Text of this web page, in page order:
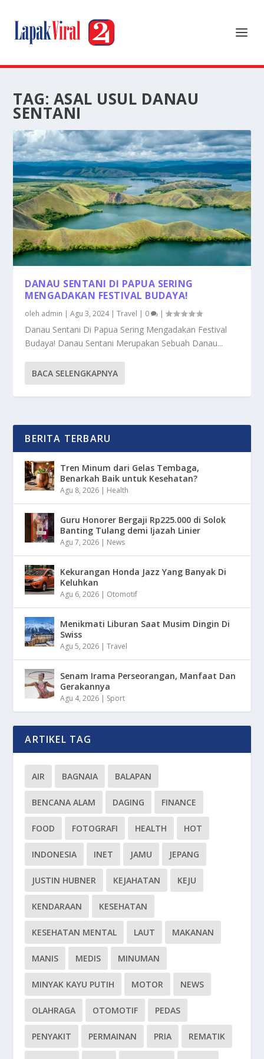
TAG: ASAL USUL DANAU
SENTANI
DANAU SENTANI DI PAPUA SERING
MENGADAKAN FESTIVAL BUDAYA!
oleh admin |Agu 3, 2024|Travel | 0 |
Danau Sentani Di Papua Sering Mengadakan Festival
Budaya! Danau Sentani Merupakan Sebuah Danau...
BACA SELENGKAPNYA
BERITA TERBARU
Tren Minum dari Gelas Tembaga,
Benarkah Baik untuk Kesehatan?
Agu 8, 2026 | Health
Guru Honorer Bergaji Rp225.000 di Solok
Banting Tulang demi Ijazah Linier
Agu 7, 2026 | News
Kekurangan Honda Jazz Yang Banyak Di
Keluhkan
Agu 6, 2026 | Otomotif
Menikmati Liburan Saat Musim Dingin Di
Swiss
Agu 5, 2026 |Travel
Senam Irama Perseorangan, Manfaat Dan
Gerakannya
Agu 4, 2026 | Sport
ARTIKEL TAG
AIR BAGNAIA BALAPAN
BENCANA ALAM DAGING FINANCE
FOOD FOTOGRAFI HEALTH HOT
INDONESIA INET JAMU JEPANG
JUSTIN HUBNER KEJAHATAN KEJU
KENDARAAN KESEHATAN
KESEHATAN MENTAL LAUT MAKANAN
MANIS MEDIS MINUMAN
MINYAK KAYU PUTIH MOTOR NEWS
OLAHRAGA OTOMOTIF PEDAS
PENYAKIT PERMAINAN PRIA REMATIK